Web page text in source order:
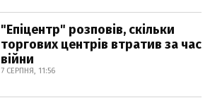
"Епіцентр" розповів, скільки
торгових центрів втратив за час
війни
7 СЕРПНЯ, 11:56